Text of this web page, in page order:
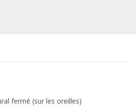
fermé (sur les oreilles)